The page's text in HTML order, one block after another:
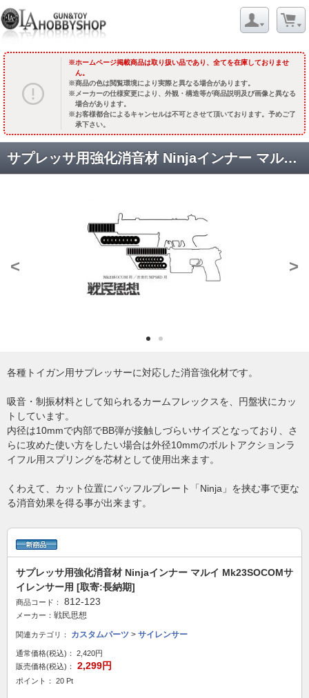
ホームページ掲載商品は取り扱い品であり、全てを在庫しておりませ
ん。
商品の色は閲覧環境により実際と異なる場合があります。
メーカーの仕様変更により、外観・構造等が商品説明及び画像と異なる
場合があります。
お客様都合によるキャンセルは不可とさせて頂いております。予めご了
承下さい。
サプレッサ用強化消音材 Ninjaインナー マルイ Mk23SOCOMサイレンサー用 [取寄:長納期]
< >
各種トイガン用サプレッサーに対応した消音強化材です。
吸音・制振材料として知られるカームフレックスを、円盤状にカッ
トしています。
内径は10mmで内部でBB弾が接触しづらいサイズとなっており、さ
らに攻めた使い方をしたい場合は外径10mmのボルトアクションラ
イフル用スプリングを芯材として使用出来ます。
くわえて、カット位置にバッフルプレート「Ninja」を挟む事で更な
る消音効果を得る事が出来ます。
サプレッサ用強化消音材 Ninjaインナー マルイ Mk23SOCOMサ
イレンサー用 [取寄:長納期]
商品コード： 812-123
メーカー： 戦民思想
関連カテゴリ： カスタムパーツ > サイレンサー
通常価格(税込)：
2,420円
販売価格(税込)：
2,299円
ポイント： 20 Pt